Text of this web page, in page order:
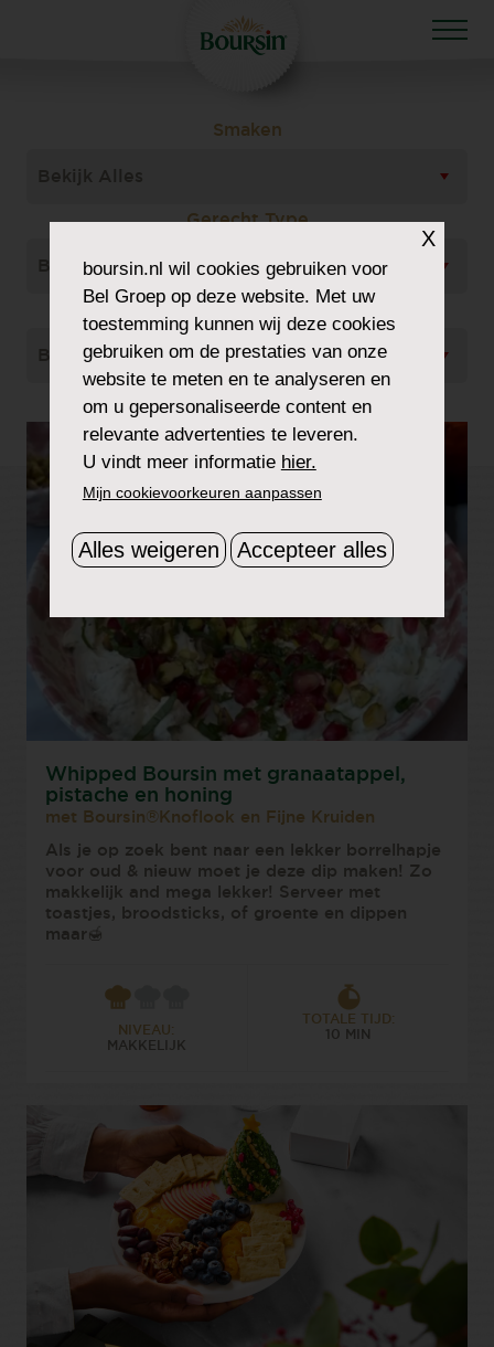
Smaken
Bekijk Alles
Gerecht Type
Bekijk Alles
Bekijk Alles
Whipped Boursin met granaatappel,
pistache en honing
met Boursin®Knoflook en Fijne Kruiden
Als je op zoek bent naar een lekker borrelhapje
voor oud & nieuw moet je deze dip maken! Zo
makkelijk and mega lekker! Serveer met
toastjes, broodsticks, of groente en dippen
maar🍯⁠
NIVEAU:
MAKKELIJK
TOTALE TIJD:
10 MIN
X
boursin.nl wil cookies gebruiken voor
Bel Groep op deze website. Met uw
toestemming kunnen wij deze cookies
gebruiken om de prestaties van onze
website te meten en te analyseren en
om u gepersonaliseerde content en
relevante advertenties te leveren.
U vindt meer informatie hier.
Mijn cookievoorkeuren aanpassen
Alles weigeren Accepteer alles